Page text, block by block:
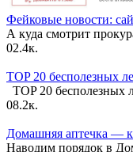
Фейковые новости:
А куда смотрит
02.4к.
TOP 20 бесполезных
TOP 20 бесполезных
08.2к.
Домашняя аптечка —
Наводим порядок в